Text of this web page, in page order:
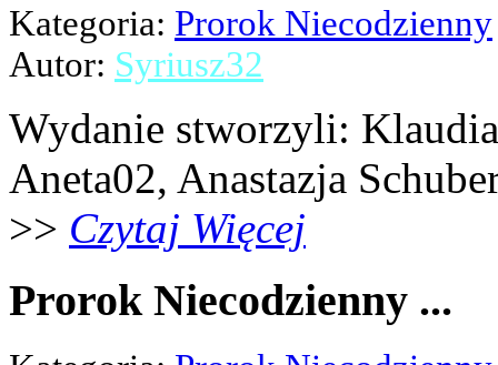
Kategoria: Prorok Niecodzienny
Autor: Syriusz32
Wydanie stworzyli:
Aneta02, Anastazja
>> Czytaj Więcej
Prorok Niecodzienny ...